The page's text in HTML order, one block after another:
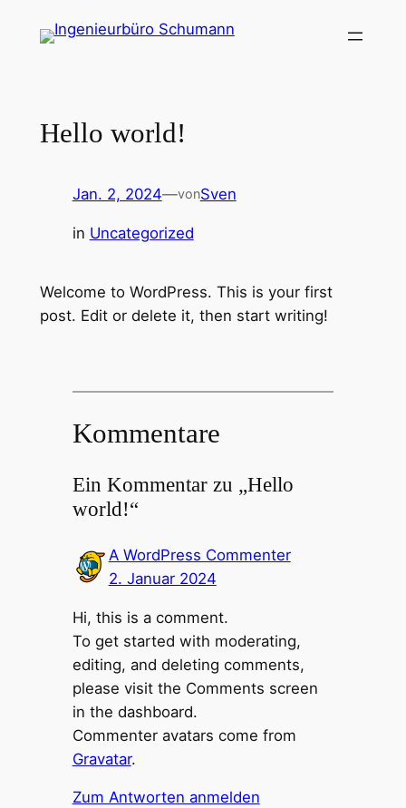
Inhalt
Hello world!
Jan. 2, 2024—vonSven
in Uncategorized
Welcome to WordPress. This is your first
post. Edit or delete it, then start writing!
Kommentare
Ein Kommentar zu „Hello
world!“
A WordPress Commenter
2. Januar 2024
Hi, this is a comment.
To get started with moderating,
editing, and deleting comments,
please visit the Comments screen
in the dashboard.
Commenter avatars come from
Gravatar.
Zum Antworten anmelden